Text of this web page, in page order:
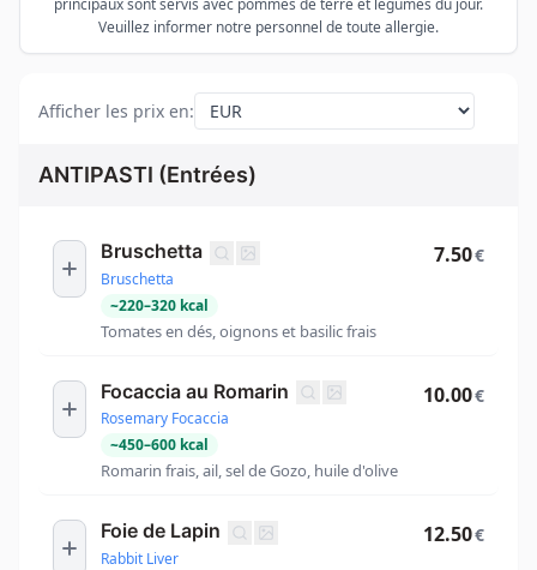
principaux sont servis avec pommes de terre et légumes du jour.
Veuillez informer notre personnel de toute allergie.
Afficher les prix en:
ANTIPASTI (Entrées)
Bruschetta
Bruschetta
~220–320 kcal
Tomates en dés, oignons et basilic frais
7.50€
Focaccia au Romarin
Rosemary Focaccia
~450–600 kcal
Romarin frais, ail, sel de Gozo, huile d'olive
10.00€
Foie de Lapin
Rabbit Liver
12.50€